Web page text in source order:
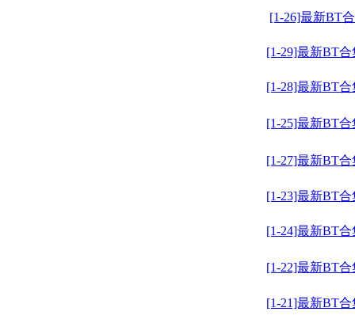
[1-26]最新BT
[1-29]最新BT合
[1-28]最新BT合
[1-25]最新BT合
[1-27]最新BT合
[1-23]最新BT合
[1-24]最新BT合
[1-22]最新BT合
[1-21]最新BT合